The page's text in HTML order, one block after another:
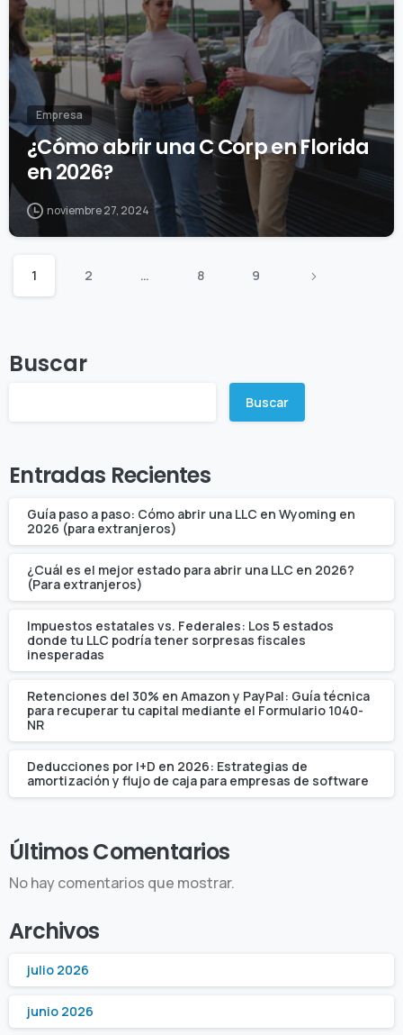
Empresa
¿Cómo abrir una C Corp en Florida
en 2026?
noviembre 27, 2024
1 2 … 8 9
Buscar
Buscar
Entradas Recientes
Guía paso a paso: Cómo abrir una LLC en Wyoming en
2026 (para extranjeros)
¿Cuál es el mejor estado para abrir una LLC en 2026?
(Para extranjeros)
Impuestos estatales vs. Federales: Los 5 estados
donde tu LLC podría tener sorpresas fiscales
inesperadas
Retenciones del 30% en Amazon y PayPal: Guía técnica
para recuperar tu capital mediante el Formulario 1040-
NR
Deducciones por I+D en 2026: Estrategias de
amortización y flujo de caja para empresas de software
Últimos Comentarios
No hay comentarios que mostrar.
Archivos
julio 2026
junio 2026